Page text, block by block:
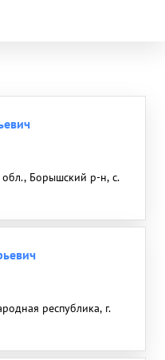
обл., Борышский р-н, с.
республика, г.